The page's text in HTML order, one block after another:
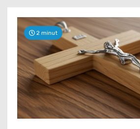
2 minut